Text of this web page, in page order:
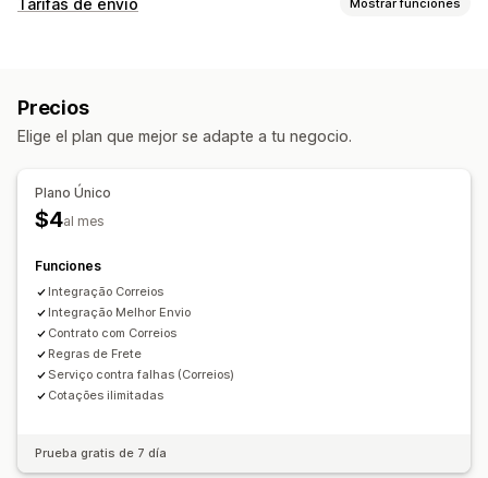
Tarifas de envío Mostrar funciones
Basado en la dimensión
Tiempo de entrega
Precios
Elige el plan que mejor se adapte a tu negocio.
Plano Único
$4al mes
Funciones
Integração Correios
Integração Melhor Envio
Contrato com Correios
Regras de Frete
Serviço contra falhas (Correios)
Cotações ilimitadas
Prueba gratis de 7 día